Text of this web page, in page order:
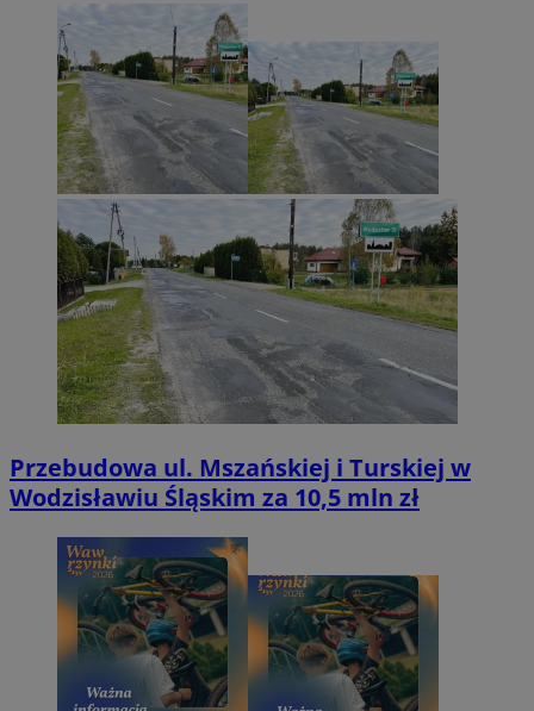
Przebudowa ul. Mszańskiej i Turskiej w
Wodzisławiu Śląskim za 10,5 mln zł